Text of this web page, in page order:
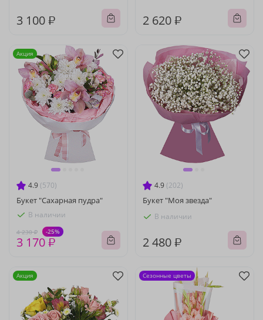
3 100 ₽ 2 620 ₽
4.9 (570)
Букет "Сахарная пудра"
В наличии
4 230 ₽ -25%
3 170 ₽
Акция
4.9 (202)
Букет "Моя звезда"
В наличии
2 480 ₽
Акция Сезонные цветы